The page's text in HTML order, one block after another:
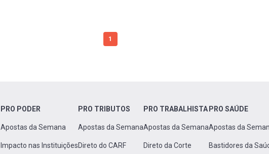
1
PRO PODER
Apostas da Semana
Impacto nas Instituições
PRO TRIBUTOS
Apostas da Semana
Direto do CARF
PRO TRABALHISTA
Apostas da Semana
Direto da Corte
PRO SAÚDE
Apostas da
Bastidores da